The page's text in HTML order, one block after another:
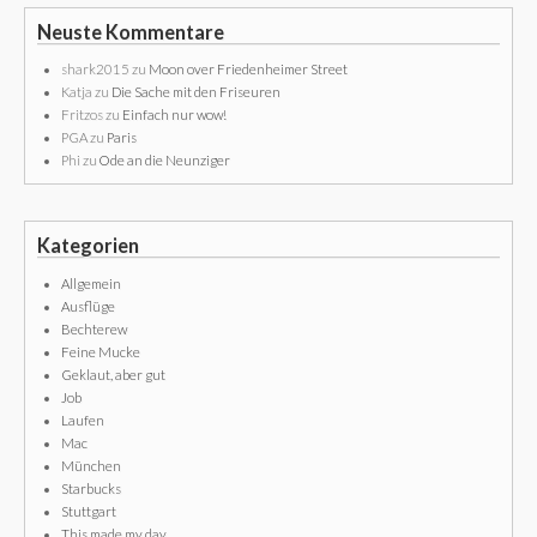
Neuste Kommentare
shark2015 zu Moon over Friedenheimer Street
Katja zu Die Sache mit den Friseuren
Fritzoszu Einfach nur wow!
PGAzu Paris
Phi zu Ode an die Neunziger
Kategorien
Allgemein
Ausflüge
Bechterew
Feine Mucke
Geklaut, aber gut
Job
Laufen
Mac
München
Starbucks
Stuttgart